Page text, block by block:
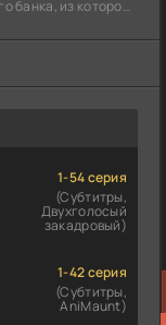
банка, из которого
1-54 серия
(Субтитры,
Двухголосый
закадровый)
1-42 серия
(Субтитры,
AniMaunt)